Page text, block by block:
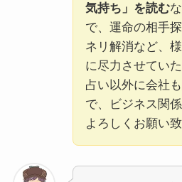
気持ち」を読む
で、運命の相手
ネリ解消など、
に尽力させてい
占い以外に会社
で、ビジネス関
よろしくお願い